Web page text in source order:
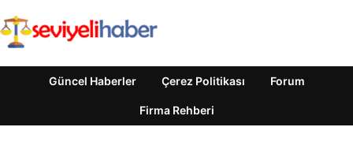
Güncel Haberler Çerez Politikası Forum
Firma Rehberi